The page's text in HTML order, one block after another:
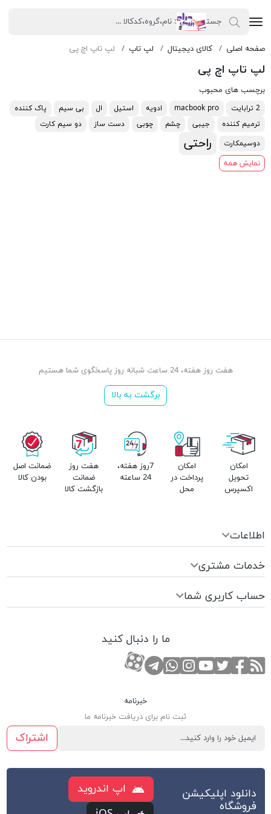
صفحه اصلی کالای دیجیتال لپ تاپ لپ تاپ اچ پی
لپ تاپ اچ پی
برچسب های محبوب
2 ترابایت macbook pro ادویه استیل ال بی سیم
پاک کننده
ترمیم کننده
جیبی چشم چوبی دست ساز
دو سیم کارت
دوسیمکارت
راحتی
نمایش همه
هفت روز هفته، 24 ساعت شبانه روز پاسخگوی شما هستیم
برگشت به بالا
امکان
تحویل
اکسپرس
امکان
پرداخت در
محل
7روز هفته،
24 ساعته
هفت روز
ضمانت
بازگشت کالا
ضمانت اصل
بودن کالا
اطلاعات
خدمات مشتری
حساب کاربری شما
ما را دنبال کنید
RSSصفحه فیسبوک
صفحه تویتر
کانال یوتوب
صفحه اینستاگرام
تماس با واتس اپ
کانال تلگرام
کانال آپارات
خبرنامه
ثبت نام برای دریافت خبرنامه ما
اشتراک
دانلود اپلیکیشن
فروشگاه
اپ اندروید